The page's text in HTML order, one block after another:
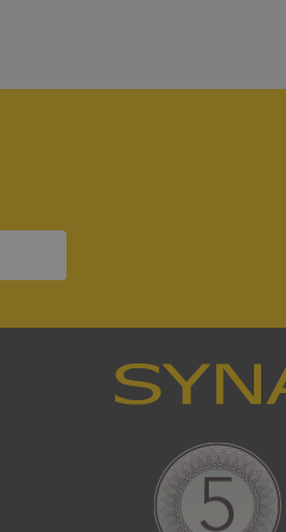
ställs av
MVC-teknik.
publicering
om besökarens
och utför
besökte